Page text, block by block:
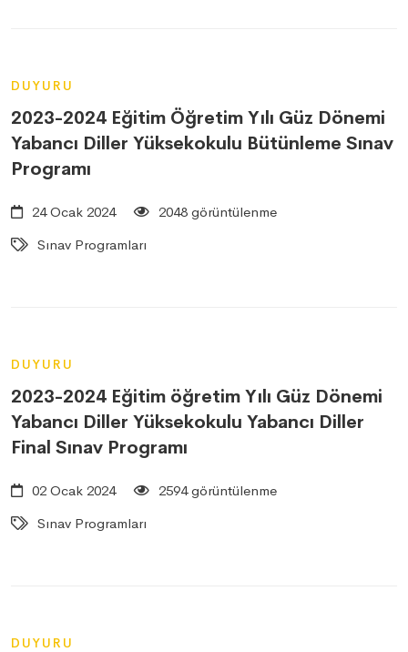
DUYURU
2023-2024 Eğitim Öğretim Yılı Güz Dönemi
Yabancı Diller Yüksekokulu Bütünleme Sınav
Programı
24 Ocak 2024
2048 görüntülenme
Sınav Programları
DUYURU
2023-2024 Eğitim öğretim Yılı Güz Dönemi
Yabancı Diller Yüksekokulu Yabancı Diller
Final Sınav Programı
02 Ocak 2024
2594 görüntülenme
Sınav Programları
DUYURU